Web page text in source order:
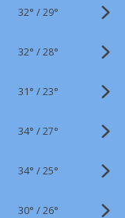
32° /29°
32° /28°
31° /23°
34° /27°
34° /25°
30° /26°